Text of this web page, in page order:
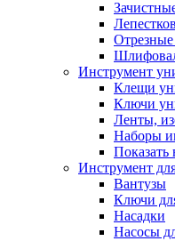
Отрезные
Инструмент
Клещи
Ключи
Ленты,
Наборы
Показать
Инструмент
Вантузы
Ключи
Насадки
Насосы